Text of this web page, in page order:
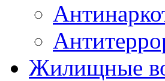
Жилищные